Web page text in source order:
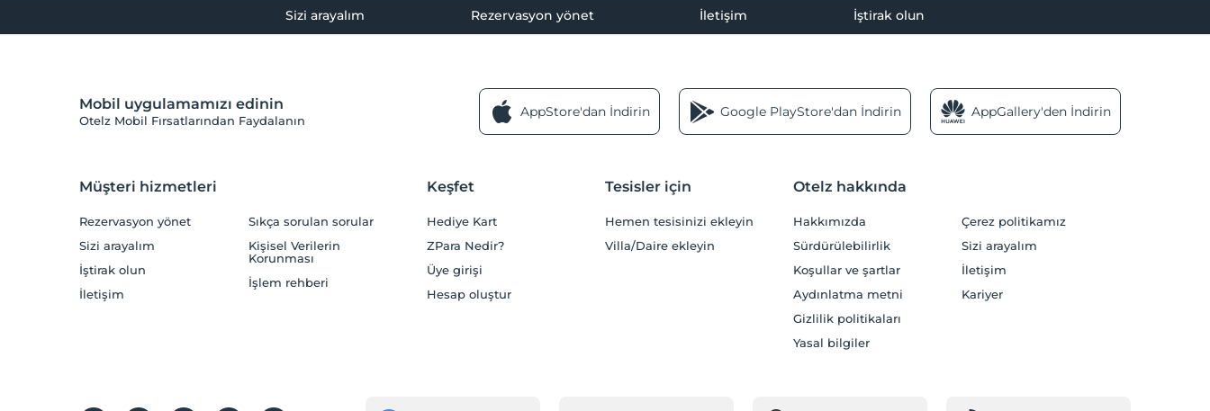
Sizi arayalım Rezervasyon yönet İletişim İştirak olun
Mobil uygulamamızı edinin
Otelz Mobil Fırsatlarından Faydalanın
AppStore'dan İndirin Google PlayStore'dan İndirin AppGallery'den İndirin
Müşteri hizmetleri
Rezervasyon yönet
Sizi arayalım
İştirak olun
İletişim
Sıkça sorulan sorular
Kişisel Verilerin
Korunması
İşlem rehberi
Keşfet
Hediye Kart
ZPara Nedir?
Üye girişi
Hesap oluştur
Tesisler için
Hemen tesisinizi ekleyin
Villa/Daire ekleyin
Otelz hakkında
Hakkımızda
Sürdürülebilirlik
Koşullar ve şartlar
Aydınlatma metni
Gizlilik politikaları
Yasal bilgiler
Çerez politikamız
Sizi arayalım
İletişim
Kariyer